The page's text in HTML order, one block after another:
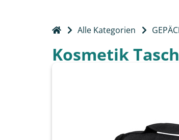
Alle Kategorien
Kosmetik